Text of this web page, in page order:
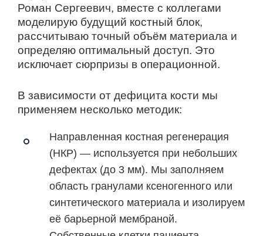
Роман Сергеевич, вместе с коллегами
моделирую будущий костный блок,
рассчитываю точный объём материала и
определяю оптимальный доступ. Это
исключает сюрпризы в операционной.
В зависимости от дефицита кости мы
применяем несколько методик:
Направленная костная регенерация
(НКР) — используется при небольших
дефектах (до 3 мм). Мы заполняем
область гранулами ксеногенного или
синтетического материала и изолируем
её барьерной мембраной.